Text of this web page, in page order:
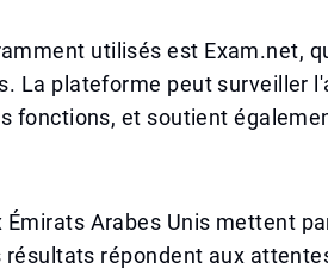
utilisés est Exam.net,
La plateforme peut surveiller
fonctions, et soutient
Arabes Unis mettent
résultats répondent aux